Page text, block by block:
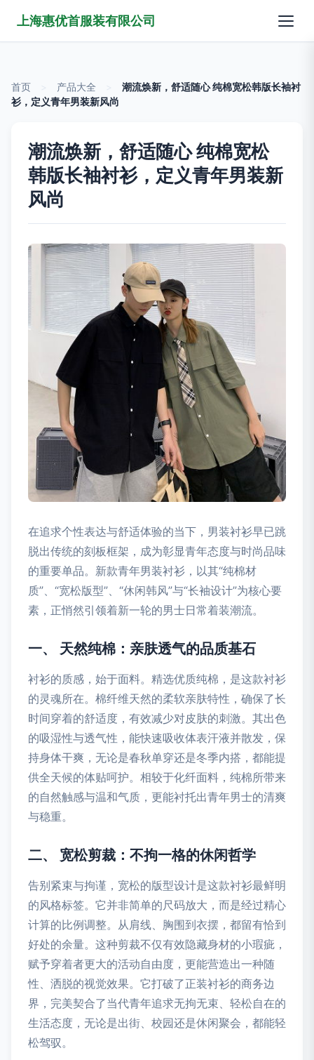
上海惠优首服装有限公司
首页 产品大全
潮流焕新，舒适随心 纯棉宽松韩版长袖衬
衫，定义青年男装新风尚
潮流焕新，舒适随心 纯棉宽松
韩版长袖衬衫，定义青年男装新
风尚
在追求个性表达与舒适体验的当下，男装衬衫早已跳
脱出传统的刻板框架，成为彰显青年态度与时尚品味
的重要单品。新款青年男装衬衫，以其“纯棉材
质”、“宽松版型”、“休闲韩风”与“长袖设计”为核心要
素，正悄然引领着新一轮的男士日常着装潮流。
一、 天然纯棉：亲肤透气的品质基石
衬衫的质感，始于面料。精选优质纯棉，是这款衬衫
的灵魂所在。棉纤维天然的柔软亲肤特性，确保了长
时间穿着的舒适度，有效减少对皮肤的刺激。其出色
的吸湿性与透气性，能快速吸收体表汗液并散发，保
持身体干爽，无论是春秋单穿还是冬季内搭，都能提
供全天候的体贴呵护。相较于化纤面料，纯棉所带来
的自然触感与温和气质，更能衬托出青年男士的清爽
与稳重。
二、 宽松剪裁：不拘一格的休闲哲学
告别紧束与拘谨，宽松的版型设计是这款衬衫最鲜明
的风格标签。它并非简单的尺码放大，而是经过精心
计算的比例调整。从肩线、胸围到衣摆，都留有恰到
好处的余量。这种剪裁不仅有效隐藏身材的小瑕疵，
赋予穿着者更大的活动自由度，更能营造出一种随
性、洒脱的视觉效果。它打破了正装衬衫的商务边
界，完美契合了当代青年追求无拘无束、轻松自在的
生活态度，无论是出街、校园还是休闲聚会，都能轻
松驾驭。